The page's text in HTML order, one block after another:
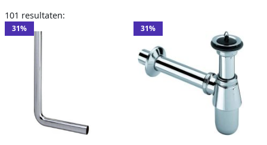
101 resultaten:
31% 31%